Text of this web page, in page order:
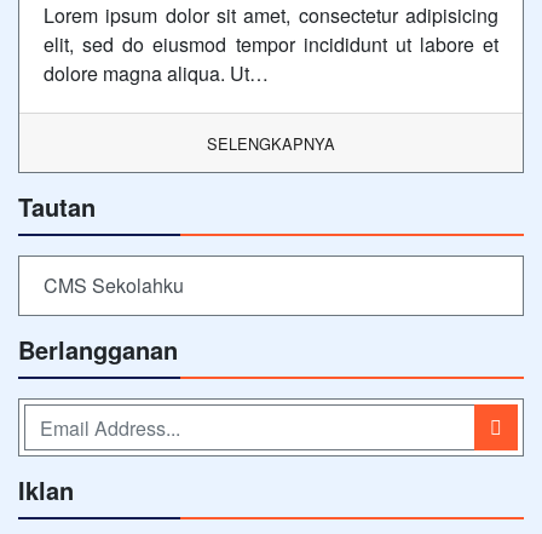
Lorem ipsum dolor sit amet, consectetur adipisicing
elit, sed do eiusmod tempor incididunt ut labore et
dolore magna aliqua. Ut…
SELENGKAPNYA
Tautan
CMS Sekolahku
Berlangganan
Iklan